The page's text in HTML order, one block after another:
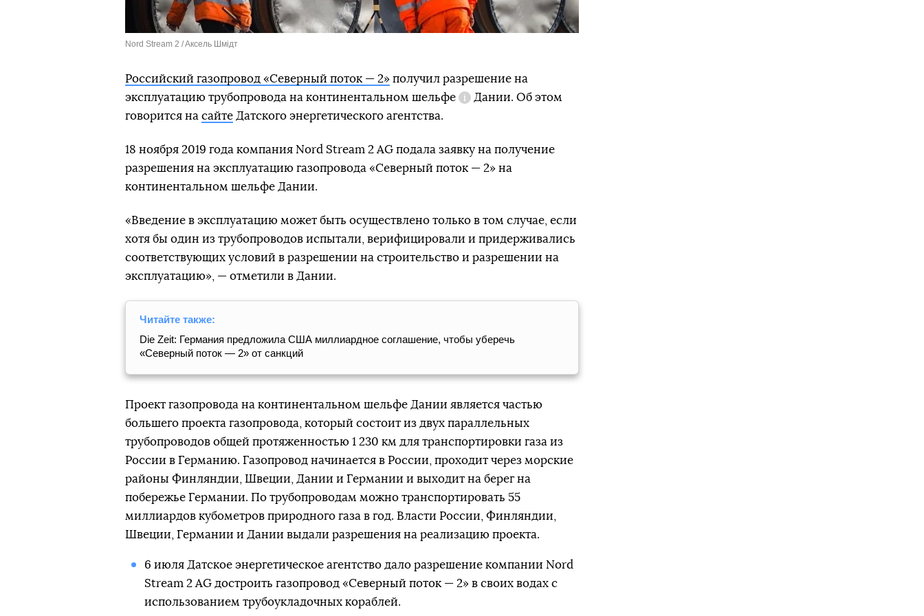
Nord Stream 2 / Aксель Шмідт
Российский газопровод «Северный поток — 2» получил разрешение на
эксплуатацию трубопровода на континентальном шельфе
Справка
Дании. Об этом
говорится на сайте Датского энергетического агентства.
18 ноября 2019 года компания Nord Stream 2 AG подала заявку на получение
разрешения на эксплуатацию газопровода «Северный поток — 2» на
континентальном шельфе Дании.
«Введение в эксплуатацию может быть осуществлено только в том случае, если
хотя бы один из трубопроводов испытали, верифицировали и придерживались
соответствующих условий в разрешении на строительство и разрешении на
эксплуатацию», — отметили в Дании.
Читайте также:
Die Zeit: Германия предложила США миллиардное соглашение, чтобы уберечь
«Северный поток — 2» от санкций
Проект газопровода на континентальном шельфе Дании является частью
большего проекта газопровода, который состоит из двух параллельных
трубопроводов общей протяженностью 1 230 км для транспортировки газа из
России в Германию. Газопровод начинается в России, проходит через морские
районы Финляндии, Швеции, Дании и Германии и выходит на берег на
побережье Германии. По трубопроводам можно транспортировать 55
миллиардов кубометров природного газа в год. Власти России, Финляндии,
Швеции, Германии и Дании выдали разрешения на реализацию проекта.
6 июля Датское энергетическое агентство дало разрешение компании Nord
Stream 2 AG достроить газопровод «Северный поток — 2» в своих водах с
использованием трубоукладочных кораблей.